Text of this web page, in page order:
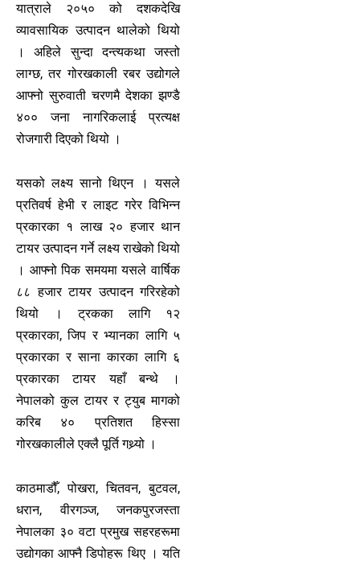
यात्राले २०५० को दशकदेखि
व्यावसायिक उत्पादन थालेको थियो
। अहिले सुन्दा दन्त्यकथा जस्तो
लाग्छ, तर गोरखकाली रबर उद्योगले
आफ्नो सुरुवाती चरणमै देशका झण्डै
४०० जना नागरिकलाई प्रत्यक्ष
रोजगारी दिएको थियो ।
यसको लक्ष्य सानो थिएन । यसले
प्रतिवर्ष हेभी र लाइट गरेर विभिन्न
प्रकारका १ लाख २० हजार थान
टायर उत्पादन गर्ने लक्ष्य राखेको थियो
। आफ्नो पिक समयमा यसले वार्षिक
८८ हजार टायर उत्पादन गरिरहेको
थियो । ट्रकका लागि १२
प्रकारका, जिप र भ्यानका लागि ५
प्रकारका र साना कारका लागि ६
प्रकारका टायर यहाँ बन्थे ।
नेपालको कुल टायर र ट्युब मागको
करिब ४० प्रतिशत हिस्सा
गोरखकालीले एक्लै पूर्ति गथ्र्यो ।
काठमाडौँ, पोखरा, चितवन, बुटवल,
धरान, वीरगञ्ज, जनकपुरजस्ता
नेपालका ३० वटा प्रमुख सहरहरूमा
उद्योगका आफ्नै डिपोहरू थिए । यति